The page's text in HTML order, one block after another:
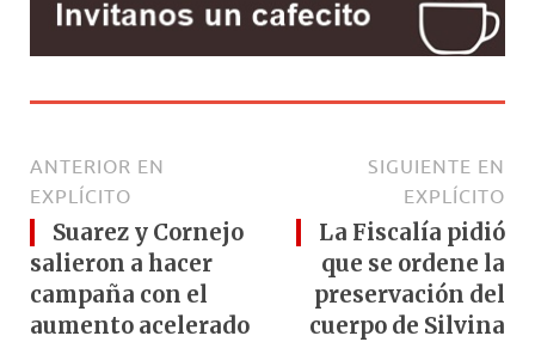
ANTERIOR EN
EXPLÍCITO
Suarez y Cornejo
salieron a hacer
campaña con el
aumento acelerado
SIGUIENTE EN
EXPLÍCITO
La Fiscalía pidió
que se ordene la
preservación del
cuerpo de Silvina